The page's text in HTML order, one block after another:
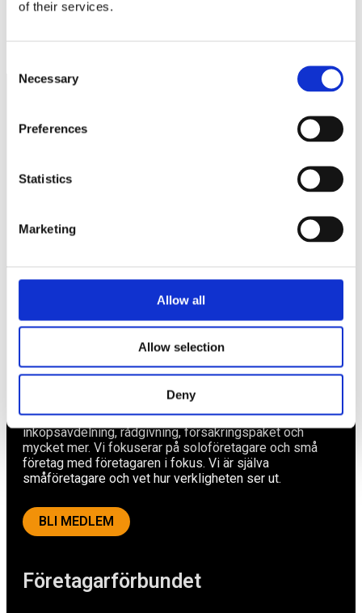
of their services.
Selection
Necessary
Preferences
Statistics
Marketing
Allow all
Allow selection
Deny
Företagarförbundet
Av småföretagare, för småföretagare
Ett medlemskap späckat med småföretagaranpassade
medlemstjänster och förmåner. Din egen
inköpsavdelning, rådgivning, försäkringspaket och
mycket mer. Vi fokuserar på soloföretagare och små
företag med företagaren i fokus. Vi är själva
småföretagare och vet hur verkligheten ser ut.
BLI MEDLEM
Näringspolitik
Försäkringar